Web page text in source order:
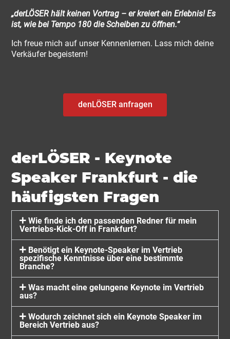
„derLÖSER hält keinen Vortrag – er kreiert ein Erlebnis! Es
ist, wie bei Tempo 180 die Scheiben zu öffnen.“
Ich freue mich auf unser Kennenlernen. Lass mich deine
Verkäufer begeistern!
denLÖSER anfragen
derLÖSER - Keynote
Speaker Frankfurt - die
häufigsten Fragen
Wie finde ich den passenden Redner für mein
Vertriebs-Kick-Off in Frankfurt?
Benötigt ein Keynote-Speaker im Vertrieb
spezifische Kenntnisse über eine bestimmte
Branche?
Was macht eine gelungene Keynote im Vertrieb
aus?
Wodurch zeichnet sich ein Keynote Speaker im
Bereich Vertrieb aus?